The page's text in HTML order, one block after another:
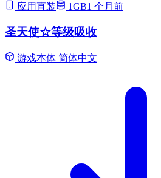
应用直装
1GB1 个月前
圣天使☆等级吸收
游戏本体 简体中文